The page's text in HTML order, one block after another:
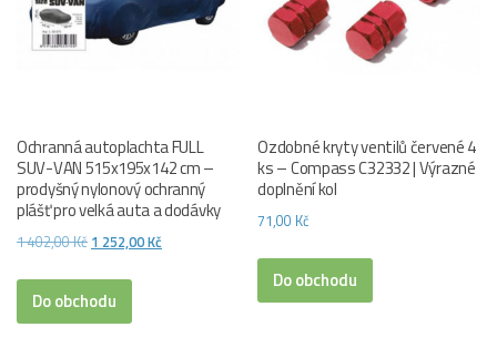
Ochranná autoplachta FULL
SUV-VAN 515x195x142 cm –
prodyšný nylonový ochranný
plášť pro velká auta a dodávky
1 402,00Kč Původní
byla:
1
1 252,00KčAktuální
Do obchodu
Ozdobné kryty ventilů červené 4
ks – Compass C32332 | Výrazné
doplnění kol
71,00 Kč
Do obchodu